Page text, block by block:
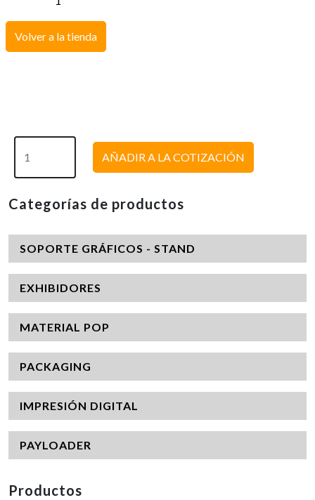
Volver a la tienda
AÑADIR A LA COTIZACIÓN
Categorías de productos
SOPORTE GRÁFICOS - STAND
EXHIBIDORES
MATERIAL POP
PACKAGING
IMPRESIÓN DIGITAL
PAYLOADER
Productos